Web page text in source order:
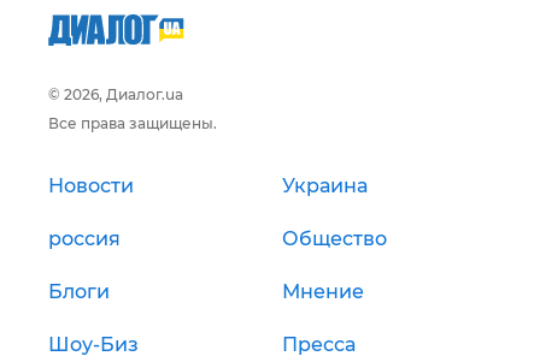
© 2026, Диалог.ua
Все права защищены.
Новости Украина
россия Общество
Блоги Мнение
Шоу-Биз Пресса